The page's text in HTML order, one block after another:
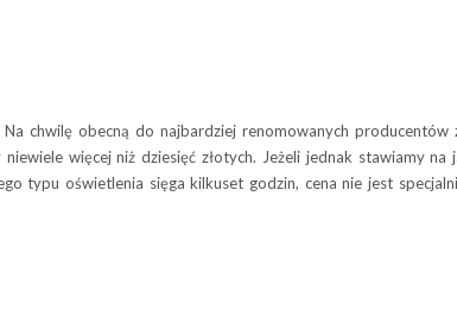
chwilę obecną do najbardziej renomowanych producentów
więcej niż dziesięć złotych. Jeżeli jednak stawiamy na
typu oświetlenia sięga kilkuset godzin, cena nie jest